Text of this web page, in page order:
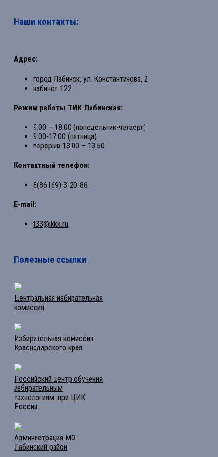
Наши контакты:
Адрес:
город Лабинск, ул. Константинова, 2
кабинет 122
Режим работы ТИК Лабинская:
9.00 – 18.00 (понедельник-четверг)
9.00-17.00 (пятница)
перерыв 13.00 – 13.50
Контактный телефон:
8(86169) 3-20-86
E-mail:
t33@ikkk.ru
Полезные ссылки
Центральная избирательная
комиссия
Избирательная комиссия
Краснодарского края
Российский центр обучения
избирательным
технологиям при ЦИК
России
Администрация МО
Лабинский район